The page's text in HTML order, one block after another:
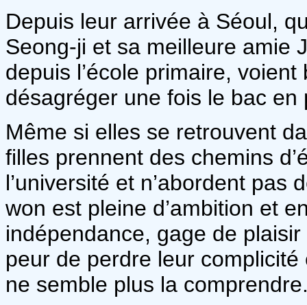
Depuis leur arrivée à Séoul,
Seong-ji et sa meilleure amie
depuis l’école primaire,
désagréger une fois le bac
Même si elles se retrouvent
filles prennent des chemins
l’université et n’abordent pas
won est pleine d’ambition et
indépendance, gage de
peur de perdre leur
ne semble plus la